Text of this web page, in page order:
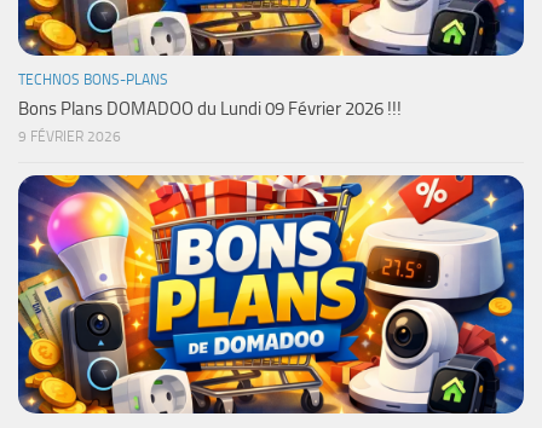
TECHNOS BONS-PLANS
Bons Plans DOMADOO du Lundi 09 Février 2026 !!!
9 FÉVRIER 2026